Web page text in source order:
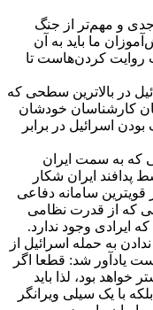
جدی و مهم‌تر از جنگ
ما باید به آن
روایت کردن‌هاست تا
در بالاترین سطحی که
کارشناسان خودشان
اسرائیل در برابر
که به سمت ایران
پدافند ایران شکار
سامانه دفاعی
که از قدرت نظامی
ایرادی وجود ندارد.
به حمله اسرائیل از
یادآور شد: قطعا اگر
بود، لذا باید
با یک سیلی ویرانگر